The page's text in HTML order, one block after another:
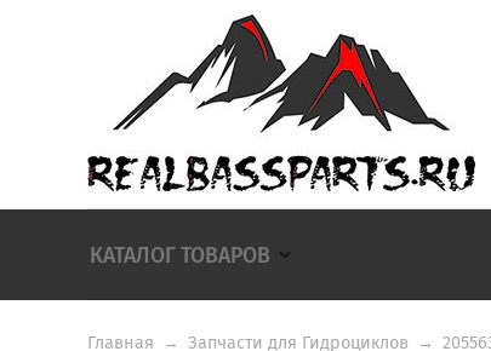
КАТАЛОГ ТОВАРОВ
Главная → Запчасти для Гидроциклов →